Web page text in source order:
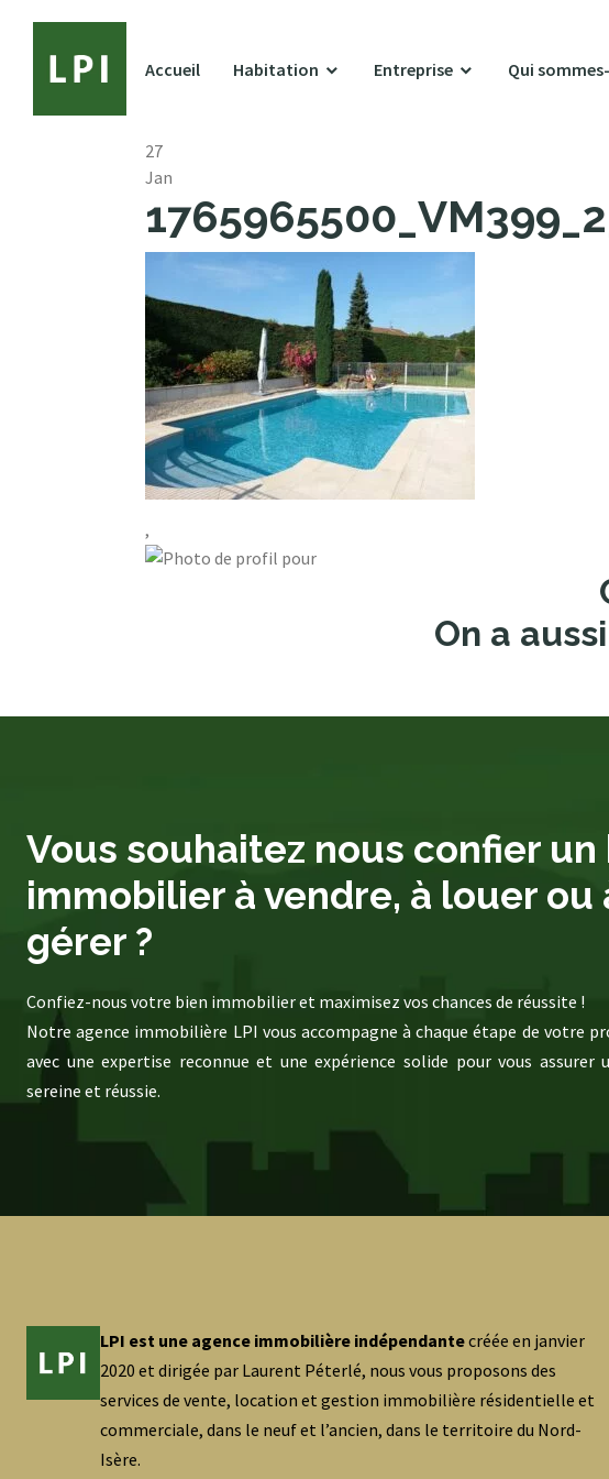
Accueil Habitation Entreprise Qui
27
Jan
,
On a
Vous souhaitez nous confier un
immobilier à vendre, à louer ou
gérer ?
Confiez-nous votre bien immobilier et maximisez vos chances de réussite !
Notre agence immobilière LPI vous accompagne à chaque étape de votre
avec une expertise reconnue et une expérience solide pour vous assurer
sereine et réussie.
LPI est une agence immobilière indépendantecréée en janvier
2020 et dirigée par Laurent Péterlé, nous vous proposons des
services de vente, location et gestion immobilière résidentielle et
commerciale, dans le neuf et l’ancien, dans le territoire du Nord-
Isère.